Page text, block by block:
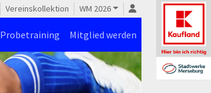
Vereinskollektion WM 2026
Probetraining Mitglied werden